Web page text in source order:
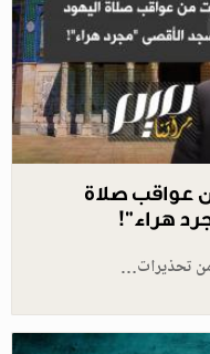
عواقب صلاة
هراء"!
من تحذيرات…